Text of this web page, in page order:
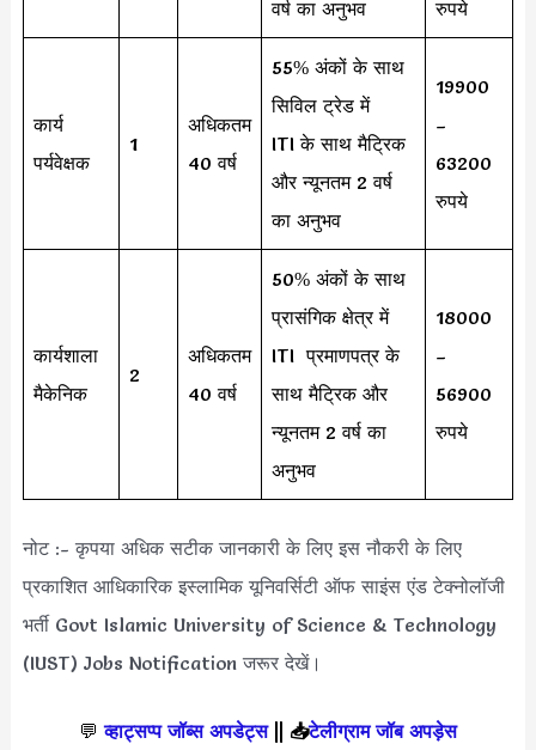
वर्ष का अनुभव
रुपये
कार्य
पर्यवेक्षक
1
अधिकतम
40 वर्ष
55% अंकों के साथ
सिविल ट्रेड में
ITI के साथ मैट्रिक
और न्यूनतम 2 वर्ष
का अनुभव
19900
–
63200
रुपये
कार्यशाला
मैकेनिक
2
अधिकतम
40 वर्ष
50% अंकों के साथ
प्रासंगिक क्षेत्र में
ITI प्रमाणपत्र के
साथ मैट्रिक और
न्यूनतम 2 वर्ष का
अनुभव
18000
–
56900
रुपये
नोट :- कृपया अधिक सटीक जानकारी के लिए इस नौकरी के लिए
प्रकाशित आधिकारिक इस्लामिक यूनिवर्सिटी ऑफ साइंस एंड टेक्नोलॉजी
भर्ती Govt Islamic University of Science & Technology
(IUST) Jobs Notification जरूर देखें।
💬 व्हाट्सप्प जॉब्स अपडेट्स|| 📥टेलीग्राम जॉब अपड़ेस